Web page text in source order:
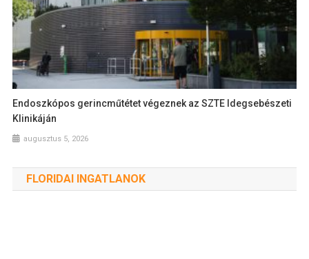
Endoszkópos gerincműtétet végeznek az SZTE Idegsebészeti
Klinikáján
augusztus 5, 2026
FLORIDAI INGATLANOK